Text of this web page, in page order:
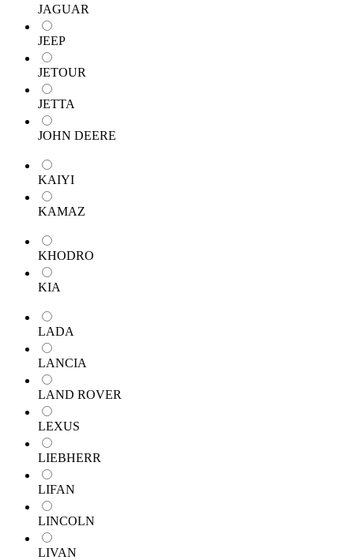
JAGUAR
JEEP
JETOUR
JETTA
JOHN DEERE
KAIYI
KAMAZ
KHODRO
KIA
LADA
LANCIA
LAND ROVER
LEXUS
LIEBHERR
LIFAN
LINCOLN
LIVAN